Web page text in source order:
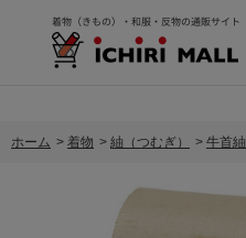
ホーム > 着物 > 紬（つむぎ） > 牛首紬